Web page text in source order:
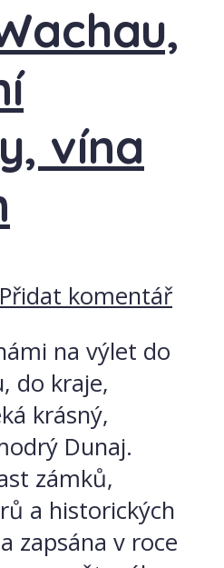
vína
Přidat komentář
na výlet do
do kraje,
krásný,
Dunaj.
zámků,
a historických
zapsána v roce